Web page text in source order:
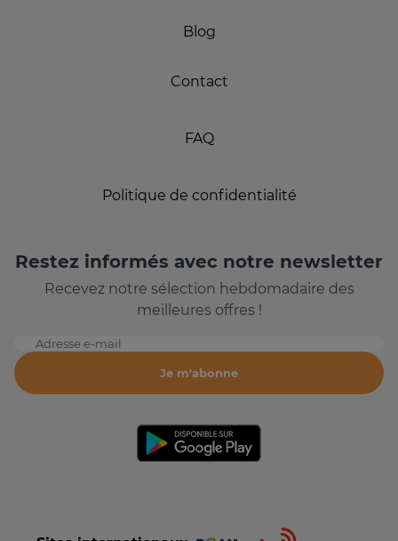
Blog
Contact
FAQ
Politique de confidentialité
Restez informés avec notre newsletter
Recevez notre sélection hebdomadaire des
meilleures offres !
Adresse e-mail
Je m'abonne